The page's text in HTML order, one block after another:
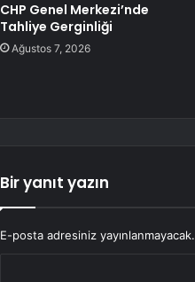
CHP Genel Merkezi’nde
Tahliye Gerginliği
Ağustos 7, 2026
Bir yanıt yazın
E-posta adresiniz yayınlanmayacak.